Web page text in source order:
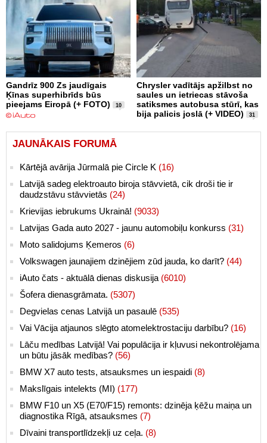
Gandrīz 900 Zs jaudīgais
Ķīnas superhibrīds būs
pieejams Eiropā (+ FOTO)
10
Chrysler vadītājs apžilbst no
saules un ietriecas stāvoša
satiksmes autobusa stūrī, kas
bija palicis joslā (+ VIDEO)
31
JAUNĀKAIS FORUMĀ
Kārtējā avārija Jūrmalā pie Circle K (16)
Latvijā sadeg elektroauto biroja stāvvietā, cik droši tie ir
daudzstāvu stāvvietās (24)
Krievijas iebrukums Ukrainā! (9033)
Latvijas Gada auto 2027 - jaunu automobiļu konkurss (31)
Moto salidojums Ķemeros (6)
Volkswagen jaunajiem dzinējiem zūd jauda, ko darīt? (44)
iAuto čats - aktuālā dienas diskusija (6010)
Šofera dienasgrāmata. (5307)
Degvielas cenas Latvijā un pasaulē (535)
Vai Vācija atjaunos slēgto atomelektrostaciju darbību? (16)
Lāču medības Latvijā! Vai populācija ir kļuvusi nekontrolējama
un būtu jāsāk medības? (56)
BMW X7 auto tests, atsauksmes un iespaidi (8)
Makslīgais intelekts (MI) (177)
BMW F10 un X5 (E70/F15) remonts: dzinēja ķēžu maiņa un
diagnostika Rīgā, atsauksmes (7)
Dīvaini transportlīdzekļi uz ceļa. (8)